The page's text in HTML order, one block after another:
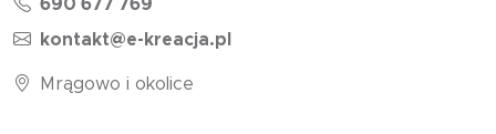
690 677 769
kontakt@e-kreacja.pl
Mrągowo i okolice